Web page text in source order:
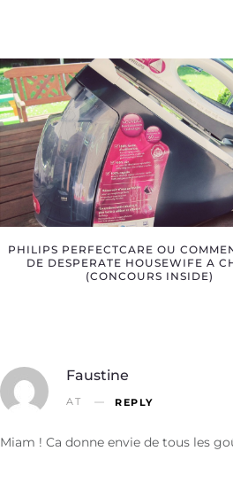
PHILIPS PERFECTCARE OU
DE DESPERATE HOUSEWIFE A
(CONCOURS INSIDE)
Faustine
AT REPLY
Miam ! Ca donne envie de tous les